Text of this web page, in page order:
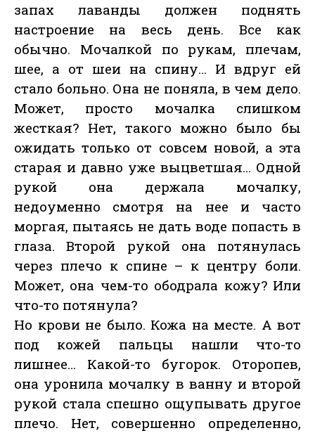
запах лаванды должен поднять
настроение на весь день. Все как
обычно. Мочалкой по рукам, плечам,
шее, а от шеи на спину… И вдруг ей
стало больно. Она не поняла, в чем дело.
Может, просто мочалка слишком
жесткая? Нет, такого можно было бы
ожидать только от совсем новой, а эта
старая и давно уже выцветшая… Одной
рукой она держала мочалку,
недоуменно смотря на нее и часто
моргая, пытаясь не дать воде попасть в
глаза. Второй рукой она потянулась
через плечо к спине – к центру боли.
Может, она чем-то ободрала кожу? Или
что-то потянула?
Но крови не было. Кожа на месте. А вот
под кожей пальцы нашли что-то
лишнее… Какой-то бугорок. Оторопев,
она уронила мочалку в ванну и второй
рукой стала спешно ощупывать другое
плечо. Нет, совершенно определенно,